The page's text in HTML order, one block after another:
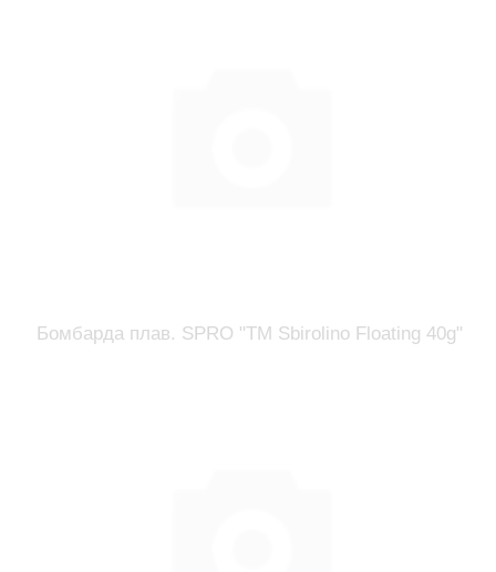
Бомбарда плав. SPRO "TM Sbirolino Floating 40g"